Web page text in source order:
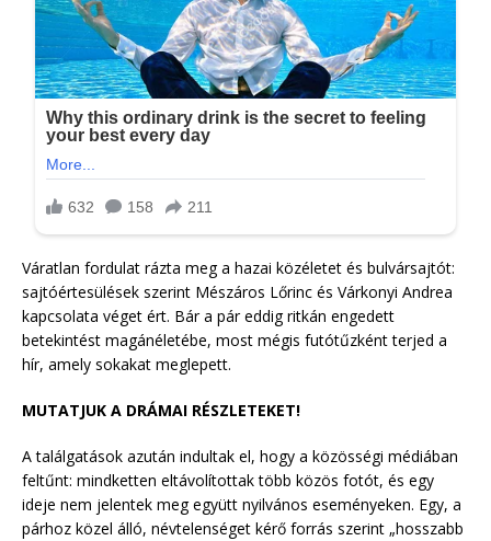
Váratlan fordulat rázta meg a hazai közéletet és bulvársajtót:
sajtóértesülések szerint Mészáros Lőrinc és Várkonyi Andrea
kapcsolata véget ért. Bár a pár eddig ritkán engedett
betekintést magánéletébe, most mégis futótűzként terjed a
hír, amely sokakat meglepett.
MUTATJUK A DRÁMAI RÉSZLETEKET!
A találgatások azután indultak el, hogy a közösségi médiában
feltűnt: mindketten eltávolítottak több közös fotót, és egy
ideje nem jelentek meg együtt nyilvános eseményeken. Egy, a
párhoz közel álló, névtelenséget kérő forrás szerint „hosszabb